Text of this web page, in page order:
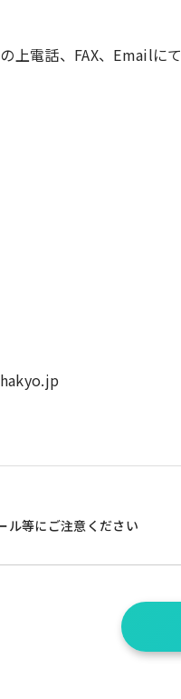
上電話、FAX、Emailに
ル等にご注意ください